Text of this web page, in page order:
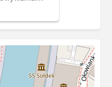
Miasta) oraz
- we
się strzelnice
i lekkiej broni